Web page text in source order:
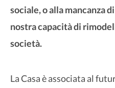
sociale, o alla mancanza
nostra capacità di
società.
La Casa è associata al